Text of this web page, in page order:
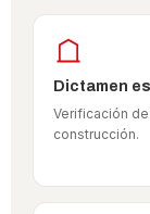
Dictamen
Verificación
construcción.